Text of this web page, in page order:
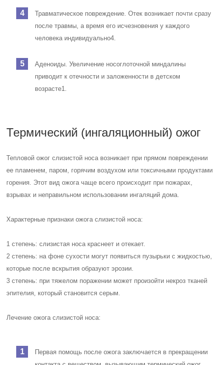
Травматическое повреждение. Отек возникает почти сразу
после травмы, а время его исчезновения у каждого
человека индивидуально4.
Аденоиды. Увеличение носоглоточной миндалины
приводит к отечности и заложенности в детском
возрасте1.
Термический (ингаляционный) ожог
Тепловой ожог слизистой носа возникает при прямом повреждении
ее пламенем, паром, горячим воздухом или токсичными продуктами
горения. Этот вид ожога чаще всего происходит при пожарах,
взрывах и неправильном использовании ингаляций дома.
Характерные признаки ожога слизистой носа:
1 степень: слизистая носа краснеет и отекает.
2 степень: на фоне сухости могут появиться пузырьки с жидкостью,
которые после вскрытия образуют эрозии.
3 степень: при тяжелом поражении может произойти некроз тканей
эпителия, который становится серым.
Лечение ожога слизистой носа:
Первая помощь после ожога заключается в прекращении